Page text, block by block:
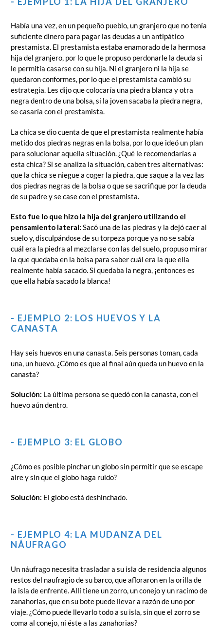
Había una vez, en un pequeño pueblo, un granjero que no tenía
suficiente dinero para pagar las deudas a un antipático
prestamista. El prestamista estaba enamorado de la hermosa
hija del granjero, por lo que le propuso perdonarle la deuda si
le permitía casarse con su hija. Ni el granjero ni la hija se
quedaron conformes, por lo que el prestamista cambió su
estrategia. Les dijo que colocaría una piedra blanca y otra
negra dentro de una bolsa, si la joven sacaba la piedra negra,
se casaría con el prestamista.
La chica se dio cuenta de que el prestamista realmente había
metido dos piedras negras en la bolsa, por lo que ideó un plan
para solucionar aquella situación. ¿Qué le recomendarías a
esta chica? Si se analiza la situación, caben tres alternativas:
que la chica se niegue a coger la piedra, que saque a la vez las
dos piedras negras de la bolsa o que se sacrifique por la deuda
de su padre y se case con el prestamista.
Esto fue lo que hizo la hija del granjero utilizando el
pensamiento lateral: Sacó una de las piedras y la dejó caer al
suelo y, disculpándose de su torpeza porque ya no se sabía
cuál era la piedra al mezclarse con las del suelo, propuso mirar
la que quedaba en la bolsa para saber cuál era la que ella
realmente había sacado. Si quedaba la negra, ¡entonces es
que ella había sacado la blanca!
- EJEMPLO 2: LOS HUEVOS Y LA
CANASTA
Hay seis huevos en una canasta. Seis personas toman, cada
una, un huevo. ¿Cómo es que al final aún queda un huevo en la
canasta?
Solución: La última persona se quedó con la canasta, con el
huevo aún dentro.
- EJEMPLO 3: EL GLOBO
¿Cómo es posible pinchar un globo sin permitir que se escape
aire y sin que el globo haga ruido?
Solución: El globo está deshinchado.
- EJEMPLO 4: LA MUDANZA DEL
NÁUFRAGO
Un náufrago necesita trasladar a su isla de residencia algunos
restos del naufragio de su barco, que afloraron en la orilla de
la isla de enfrente. Allí tiene un zorro, un conejo y un racimo de
zanahorias, que en su bote puede llevar a razón de uno por
viaje. ¿Cómo puede llevarlo todo a su isla, sin que el zorro se
coma al conejo, ni éste a las zanahorias?